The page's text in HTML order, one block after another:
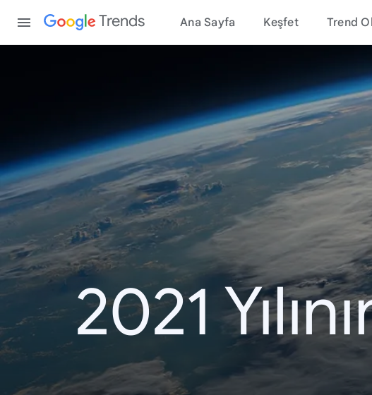
Trends Ana Sayfa Keşfet Trend
2021